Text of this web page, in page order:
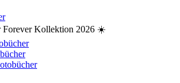
Forever Kollektion 2026 ☀️